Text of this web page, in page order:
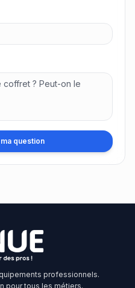
question
professionnels.
pour tous les métiers.